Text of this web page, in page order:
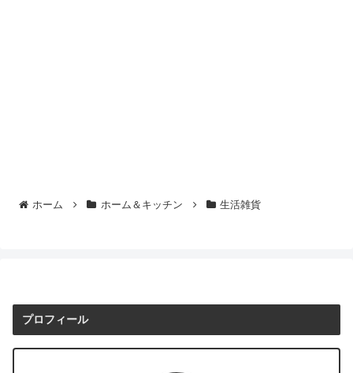
ホーム ホーム＆キッチン 生活雑貨
プロフィール